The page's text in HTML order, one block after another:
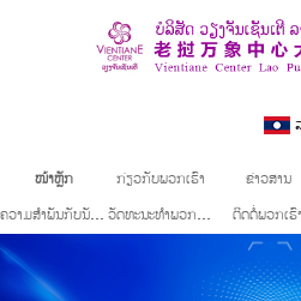
ໜ້າຫຼັກ ກ່ຽວກັບພວກເຮົາ ຂ່າວສານ
ຄວາມສຳພັນກັບນັກລົງທຶນ
ວັດທະນະທຳພວກເຮົາ ຕິດຕໍ່ພວກເຮົາ